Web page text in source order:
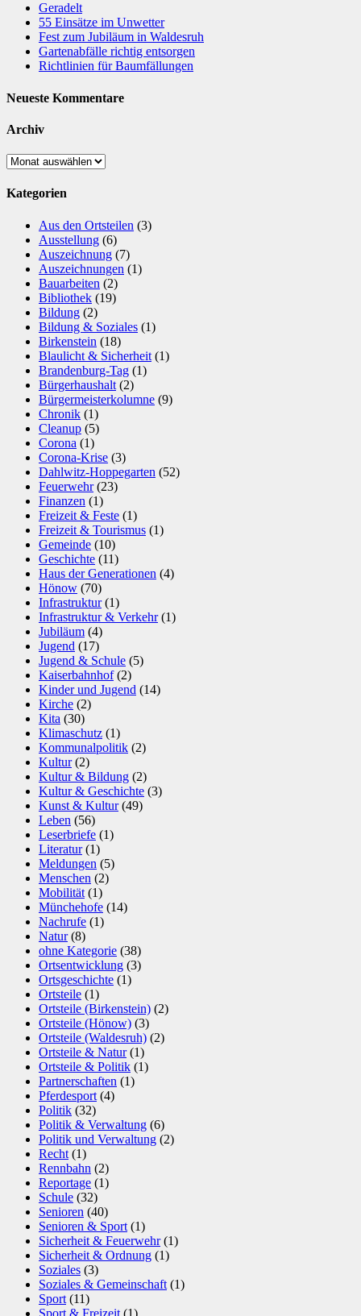
Geradelt
​55 Einsätze im Unwetter
Fest zum Jubiläum in Waldesruh
Gartenabfälle richtig entsorgen
Richtlinien für Baumfällungen
Neueste Kommentare
Archiv
Archiv
Kategorien
Aus den Ortsteilen (3)
Ausstellung (6)
Auszeichnung (7)
Auszeichnungen (1)
Bauarbeiten (2)
Bibliothek (19)
Bildung (2)
Bildung & Soziales (1)
Birkenstein (18)
Blaulicht & Sicherheit (1)
Brandenburg-Tag (1)
Bürgerhaushalt (2)
Bürgermeisterkolumne (9)
Chronik (1)
Cleanup (5)
Corona (1)
Corona-Krise (3)
Dahlwitz-Hoppegarten (52)
Feuerwehr(23)
Finanzen (1)
Freizeit & Feste (1)
Freizeit & Tourismus (1)
Gemeinde (10)
Geschichte (11)
Haus der Generationen (4)
Hönow (70)
Infrastruktur(1)
Infrastruktur & Verkehr(1)
Jubiläum (4)
Jugend (17)
Jugend & Schule (5)
Kaiserbahnhof(2)
Kinder und Jugend (14)
Kirche (2)
Kita (30)
Klimaschutz (1)
Kommunalpolitik (2)
Kultur(2)
Kultur & Bildung (2)
Kultur & Geschichte (3)
Kunst & Kultur(49)
Leben (56)
Leserbriefe (1)
Literatur(1)
Meldungen (5)
Menschen (2)
Mobilität (1)
Münchehofe (14)
Nachrufe (1)
Natur(8)
ohne Kategorie (38)
Ortsentwicklung (3)
Ortsgeschichte (1)
Ortsteile (1)
Ortsteile (Birkenstein) (2)
Ortsteile (Hönow) (3)
Ortsteile (Waldesruh) (2)
Ortsteile & Natur(1)
Ortsteile & Politik (1)
Partnerschaften (1)
Pferdesport (4)
Politik (32)
Politik & Verwaltung (6)
Politik und Verwaltung (2)
Recht (1)
Rennbahn (2)
Reportage (1)
Schule (32)
Senioren (40)
Senioren & Sport (1)
Sicherheit & Feuerwehr(1)
Sicherheit & Ordnung (1)
Soziales (3)
Soziales & Gemeinschaft (1)
Sport (11)
Sport & Freizeit (1)